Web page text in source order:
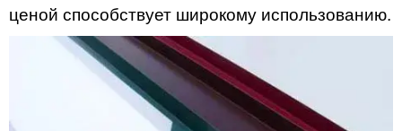
ценой способствует широкому использованию.